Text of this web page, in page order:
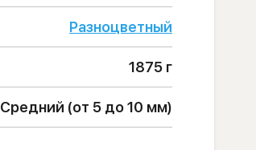
Разноцветный
1875 г
Средний (от 5 до 10 мм)